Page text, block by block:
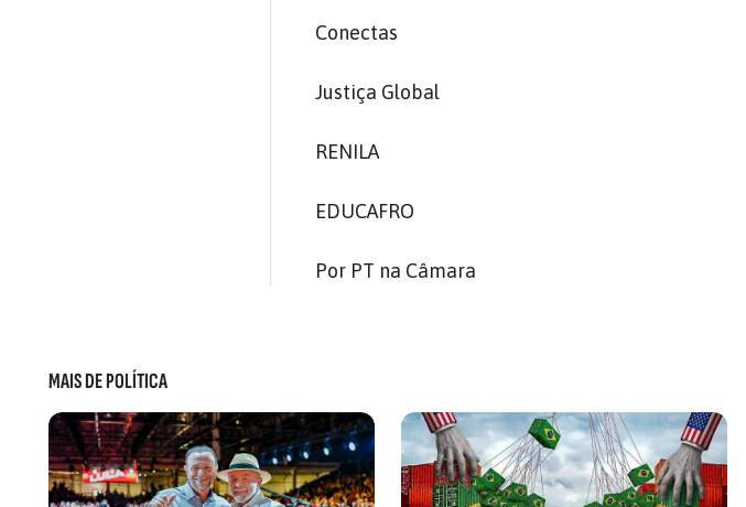
Conectas
Justiça Global
RENILA
EDUCAFRO
Por PT na Câmara
MAIS DE POLÍTICA